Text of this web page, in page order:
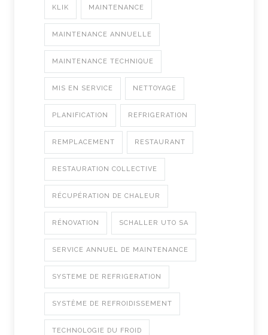
KLIK MAINTENANCE
MAINTENANCE ANNUELLE
MAINTENANCE TECHNIQUE
MIS EN SERVICE NETTOYAGE
PLANIFICATION REFRIGERATION
REMPLACEMENT RESTAURANT
RESTAURATION COLLECTIVE
RÉCUPÉRATION DE CHALEUR
RÉNOVATION SCHALLER UTO SA
SERVICE ANNUEL DE MAINTENANCE
SYSTEME DE REFRIGERATION
SYSTÈME DE REFROIDISSEMENT
TECHNOLOGIE DU FROID